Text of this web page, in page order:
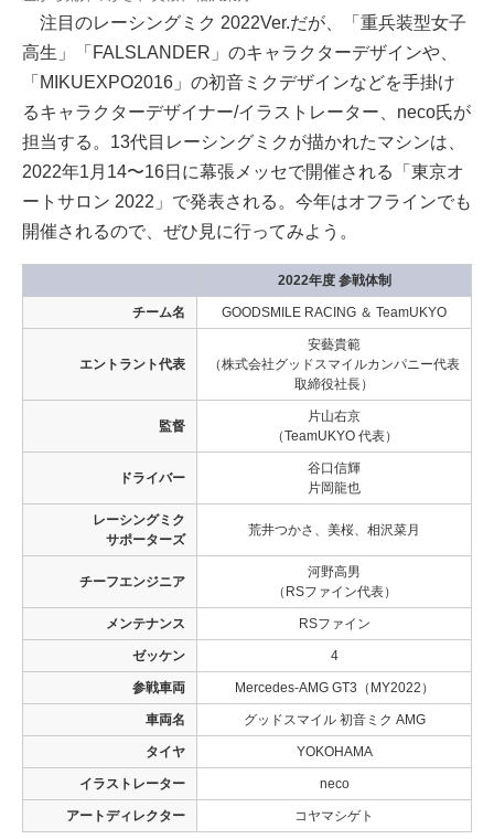
注目のレーシングミク 2022Ver.だが、「重兵装型女子
高生」「FALSLANDER」のキャラクターデザインや、
「MIKUEXPO2016」の初音ミクデザインなどを手掛け
るキャラクターデザイナー/イラストレーター、neco氏が
担当する。13代目レーシングミクが描かれたマシンは、
2022年1月14〜16日に幕張メッセで開催される「東京オ
ートサロン 2022」で発表される。今年はオフラインでも
開催されるので、ぜひ見に行ってみよう。
2022年度 参戦体制
チーム名 GOODSMILE RACING ＆ TeamUKYO
エントラント代表
安藝貴範
（株式会社グッドスマイルカンパニー代表
取締役社長）
監督
片山右京
（TeamUKYO 代表）
ドライバー
谷口信輝
片岡龍也
レーシングミク
サポーターズ
荒井つかさ、美桜、相沢菜月
チーフエンジニア
河野高男
（RSファイン代表）
メンテナンス RSファイン
ゼッケン 4
参戦車両 Mercedes-AMG GT3（MY2022）
車両名 グッドスマイル 初音ミク AMG
タイヤ YOKOHAMA
イラストレーター neco
アートディレクター コヤマシゲト